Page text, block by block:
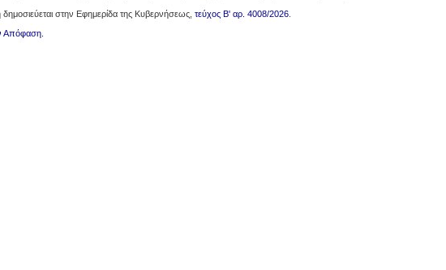
στην Εφημερίδα της Κυβερνήσεως, τεύχος Β' αρ. 4008/2026
Απόφαση.